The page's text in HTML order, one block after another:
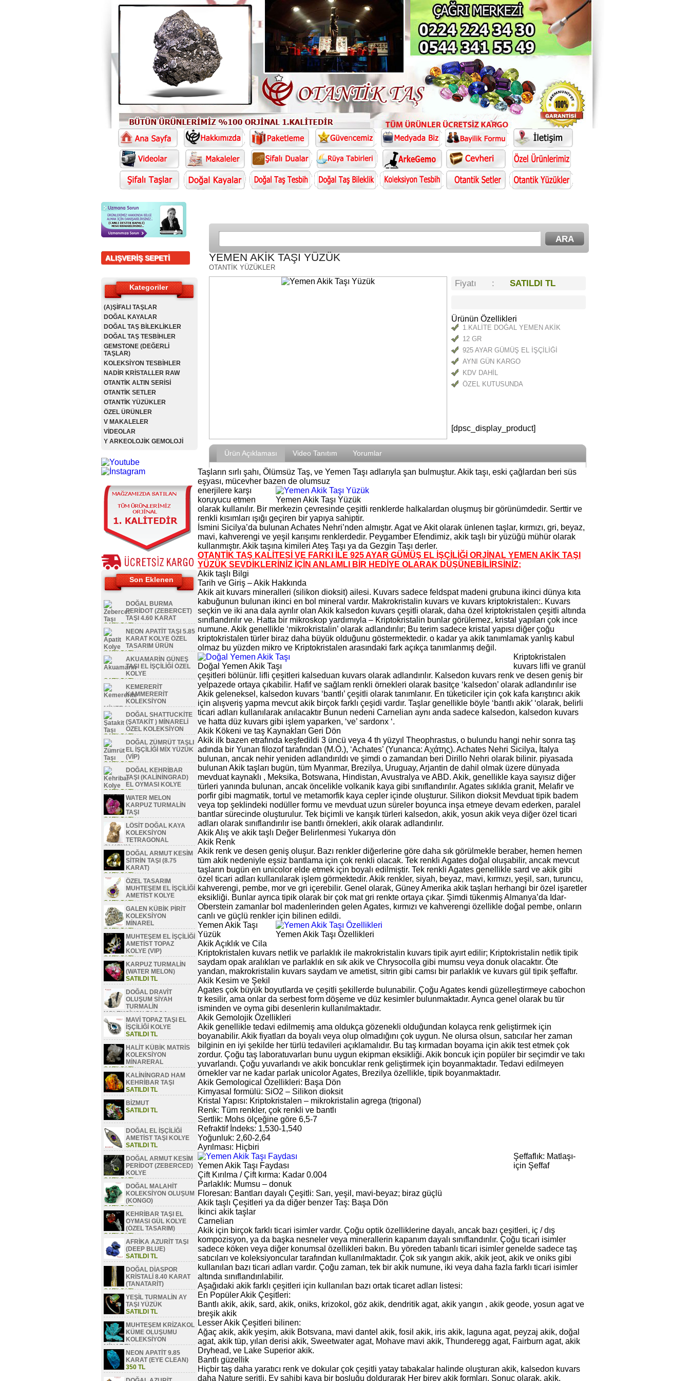
ALIŞVERİŞ SEPETİ
Kategoriler
(A)ŞİFALI TAŞLAR
DOĞAL KAYALAR
DOĞAL TAŞ BİLEKLİKLER
DOĞAL TAŞ TESBİHLER
GEMSTONE (DEĞERLİ
TAŞLAR)
KOLEKSİYON TESBİHLER
NADİR KRİSTALLER RAW
OTANTİK ALTIN SERİSİ
OTANTİK SETLER
OTANTİK YÜZÜKLER
ÖZEL ÜRÜNLER
V MAKALELER
VİDEOLAR
Y ARKEOLOJİK GEMOLOJİ
Son Eklenen
DOĞAL BURMA
PERİDOT (ZEBERCET)
TAŞI 4.60 KARAT
SATILDI TL
NEON APATİT TAŞI 5.85
KARAT KOLYE ÖZEL
TASARIM ÜRÜN
SATILDI TL
AKUAMARİN GÜNEŞ
TAŞI EL İŞÇİLİĞİ ÖZEL
KOLYE
SATILDI TL
KEMERERİT
KAMMERERİT
KOLEKSİYON
MİNERAL
SATILDI TLDOĞAL SHATTUCKİTE
(ŞATAKİT ) MİNARELİ
ÖZEL KOLEKSİYON
SATILDI TL
DOĞAL ZÜMRÜT TAŞLI
EL İŞÇİLİĞİ MİX YÜZÜK
(VİP)
SATILDI TL
DOĞAL KEHRİBAR
TAŞI (KALİNİNGRAD)
EL OYMASI KOLYE
SATILDI TL
WATER MELON
KARPUZ TURMALİN
TAŞI
SATILDI TL
LÖSİT DOĞAL KAYA
KOLEKSİYON
TETRAGONAL
OLUŞUM
SATILDI TLDOĞAL ARMUT KESİM
SİTRİN TAŞI (8.75
KARAT)
SATILDI TL
ÖZEL TASARIM
MUHTEŞEM EL İŞÇİLİĞİ
AMETİST KOLYE
SATILDI TL
GALEN KÜBİK PİRİT
KOLEKSİYON
MİNAREL
SATILDI TL
MUHTEŞEM EL İŞÇİLİĞİ
AMETİST TOPAZ
KOLYE (VIP)
SATILDI TL
KARPUZ TURMALİN
(WATER MELON)
SATILDI TL
DOĞAL DRAVİT
OLUŞUM SİYAH
TURMALİN
KOLEKSİYON PARÇA
SATILDI TLMAVİ TOPAZ TAŞI EL
İŞÇİLİĞİ KOLYE
SATILDI TL
HALİT KÜBİK MATRİS
KOLEKSİYON
MİNARERAL
SATILDI TL
KALİNİNGRAD HAM
KEHRİBAR TAŞI
SATILDI TL
BİZMUT
SATILDI TL
DOĞAL EL İŞÇİLİĞİ
AMETİST TAŞI KOLYE
SATILDI TL
DOĞAL ARMUT KESİM
PERİDOT (ZEBERCED)
KOLYE
SATILDI TL
DOĞAL MALAHİT
KOLEKSİYON OLUŞUM
(KONGO)
SATILDI TL
KEHRİBAR TAŞI EL
OYMASI GÜL KOLYE
(ÖZEL TASARIM)
SATILDI TL
AFRİKA AZURİT TAŞI
(DEEP BLUE)
SATILDI TL
DOĞAL DİASPOR
KRİSTALİ 8.40 KARAT
(TANATARİT)
SATILDI TL
YEŞİL TURMALİN AY
TAŞI YÜZÜK
SATILDI TL
MUHTEŞEM KRİZAKOL
KÜME OLUŞUMU
KOLEKSİYON
MİNAREL
SATILDI TLNEON APATİT 9.85
KARAT (EYE CLEAN)
350 TL
YEMEN AKİK TAŞI YÜZÜK
OTANTİK YÜZÜKLER
Fiyatı : SATILDI TL
Ürünün Özellikleri
1.KALİTE DOĞAL YEMEN AKİK
12 GR
925 AYAR GÜMÜŞ EL İŞÇİLİĞİ
AYNI GÜN KARGO
KDV DAHİL
ÖZEL KUTUSUNDA
[dpsc_display_product]
Ürün Açıklaması Video Tanıtım Yorumlar
Taşların sırlı şahı, Ölümsüz Taş, ve Yemen Taşı adlarıyla şan bulmuştur. Akik taşı, eski çağlardan beri süs
eşyası, mücevher bazen de olumsuz
Yemen Akik Taşı Yüzük
enerjilere karşı
koruyucu etmen
olarak kullanılır. Bir merkezin çevresinde çeşitli renklerde halkalardan oluşmuş bir görünümdedir. Serttir ve
renkli kısımları ışığı geçiren bir yapıya sahiptir.
İsmini Sicilya’da bulunan Achates Nehri’nden almıştır. Agat ve Akit olarak ünlenen taşlar, kırmızı, gri, beyaz,
mavi, kahverengi ve yeşil karışımı renklerdedir. Peygamber Efendimiz, akik taşlı bir yüzüğü mühür olarak
kullanmıştır. Akik taşına kimileri Ateş Taşı ya da Gezgin Taşı derler.
OTANTİK TAŞ KALİTESİ VE FARKI İLE 925 AYAR GÜMÜŞ EL İŞÇİLİĞİ ORJİNAL YEMEN AKİK TAŞI
YÜZÜK SEVDİKLERİNİZ İÇİN ANLAMLI BİR HEDİYE OLARAK DÜŞÜNEBİLİRSİNİZ;
Akik taşlı Bilgi
Tarih ve Giriş – Akik Hakkında
Akik ait kuvars mineralleri (silikon dioksit) ailesi. Kuvars sadece feldspat madeni grubuna ikinci dünya kıta
kabuğunun bulunan ikinci en bol mineral vardır. Makrokristalin kuvars ve kuvars kriptokristalen:. Kuvars
seçkin ve iki ana dala ayrılır olan Akik kalsedon kuvars çeşitli olarak, daha özel kriptokristalen çeşitli altında
sınıflandırılır ve. Hatta bir mikroskop yardımıyla – Kriptokristalin bunlar görülemez, kristal yapıları çok ince
numune. Akik genellikle ‘mikrokristalin’ olarak adlandırılır; Bu terim sadece kristal yapısı diğer çoğu
kriptokristalen türler biraz daha büyük olduğunu göstermektedir. o kadar ya akik tanımlamak yanlış kabul
olmaz bu yüzden mikro ve Kriptokristalen arasındaki fark açıkça tanımlanmış değil.
Doğal Yemen Akik Taşı
Kriptokristalen
kuvars lifli ve granül
çeşitleri bölünür. lifli çeşitleri kalseduan kuvars olarak adlandırılır. Kalsedon kuvars renk ve desen geniş bir
yelpazede ortaya çıkabilir. Hafif ve sağlam renkli örnekleri olarak basitçe ‘kalsedon’ olarak adlandırılır ise
Akik geleneksel, kalsedon kuvars ‘bantlı’ çeşitli olarak tanımlanır. En tüketiciler için çok kafa karıştırıcı akik
için alışveriş yapma mevcut akik birçok farklı çeşidi vardır. Taşlar genellikle böyle ‘bantlı akik’ ‘olarak, belirli
ticari adları kullanılarak anılacaktır Bunun nedeni Carnelian aynı anda sadece kalsedon, kalsedon kuvars
ve hatta düz kuvars gibi işlem yaparken, ‘ve’ sardonx ‘.
Akik Kökeni ve taş Kaynakları Geri Dön
Akik ilk bazen etrafında keşfedildi 3 üncü veya 4 th yüzyıl Theophrastus, o bulundu hangi nehir sonra taş
adında bir Yunan filozof tarafından (M.Ö.), ‘Achates’ (Yunanca: Aχάτης). Achates Nehri Sicilya, İtalya
bulunan, ancak nehir yeniden adlandırıldı ve şimdi o zamandan beri Dirillo Nehri olarak bilinir. piyasada
bulunan Akik taşları bugün, tüm Myanmar, Brezilya, Uruguay, Arjantin de dahil olmak üzere dünyada
mevduat kaynaklı , Meksika, Botswana, Hindistan, Avustralya ve ABD. Akik, genellikle kaya sayısız diğer
türleri yanında bulunan, ancak öncelikle volkanik kaya gibi sınıflandırılır. Agates sıklıkla granit, Melafir ve
porfir gibi magmatik, tortul ve metamorfik kaya cepler içinde oluşturur. Silikon dioksit Mevduat tipik badem
veya top şeklindeki nodüller formu ve mevduat uzun süreler boyunca inşa etmeye devam ederken, paralel
bantlar sürecinde oluşturulur. Tek biçimli ve karışık türleri kalsedon, akik, yosun akik veya diğer özel ticari
adları olarak sınıflandırılır ise bantlı örnekleri, akik olarak adlandırılır.
Akik Alış ve akik taşlı Değer Belirlenmesi Yukarıya dön
Akik Renk
Akik renk ve desen geniş oluşur. Bazı renkler diğerlerine göre daha sık görülmekle beraber, hemen hemen
tüm akik nedeniyle eşsiz bantlama için çok renkli olacak. Tek renkli Agates doğal oluşabilir, ancak mevcut
taşların bugün en unicolor elde etmek için boyalı edilmiştir. Tek renkli Agates genellikle sard ve akik gibi
özel ticari adları kullanılarak işlem görmektedir. Akik renkler, siyah, beyaz, mavi, kırmızı, yeşil, sarı, turuncu,
kahverengi, pembe, mor ve gri içerebilir. Genel olarak, Güney Amerika akik taşları herhangi bir özel işaretler
eksikliği. Bunlar ayrıca tipik olarak bir çok mat gri renkte ortaya çıkar. Şimdi tükenmiş Almanya’da Idar-
Oberstein zamanlar bol madenlerinden gelen Agates, kırmızı ve kahverengi özellikle doğal pembe, onların
canlı ve güçlü renkler için bilinen edildi.
Yemen Akik Taşı Özellikleri
Yemen Akik Taşı
Yüzük
Akik Açıklık ve Cila
Kriptokristalen kuvars netlik ve parlaklık ile makrokristalin kuvars tipik ayırt edilir; Kriptokristalin netlik tipik
saydam opak aralıkları ve parlaklık en sık akik ve Chrysocolla gibi mumsu veya donuk olacaktır. Öte
yandan, makrokristalin kuvars saydam ve ametist, sitrin gibi camsı bir parlaklık ve kuvars gül tipik şeffaftır.
Akik Kesim ve Şekil
Agates çok büyük boyutlarda ve çeşitli şekillerde bulunabilir. Çoğu Agates kendi güzelleştirmeye cabochon
tr kesilir, ama onlar da serbest form döşeme ve düz kesimler bulunmaktadır. Ayrıca genel olarak bu tür
isminden ve oyma gibi desenlerin kullanılmaktadır.
Akik Gemolojik Özellikleri
Akik genellikle tedavi edilmemiş ama oldukça gözenekli olduğundan kolayca renk geliştirmek için
boyanabilir. Akik fiyatları da boyalı veya olup olmadığını çok uygun. Ne olursa olsun, satıcılar her zaman
bilginin en iyi şekilde her türlü tedavileri açıklamalıdır. Bu taş kırmadan boyama için akik test etmek çok
zordur. Çoğu taş laboratuvarları bunu uygun ekipman eksikliği. Akik boncuk için popüler bir seçimdir ve takı
yuvarlandı. Çoğu yuvarlandı ve akik boncuklar renk geliştirmek için boyanmaktadır. Tedavi edilmeyen
örnekler var ne kadar parlak unicolor Agates, Brezilya özellikle, tipik boyanmaktadır.
Akik Gemological Özellikleri: Başa Dön
Kimyasal formülü: SiO2 – Silikon dioksit
Kristal Yapısı: Kriptokristalen – mikrokristalin agrega (trigonal)
Renk: Tüm renkler, çok renkli ve bantlı
Sertlik: Mohs ölçeğine göre 6,5-7
Refraktif İndeks: 1,530-1,540
Yoğunluk: 2,60-2,64
Ayrılması: Hiçbiri
Yemen Akik Taşı Faydası
Şeffaflık: Matlaşı-
için Şeffaf
Çift Kırılma / Çift kırma: Kadar 0.004
Parlaklık: Mumsu – donuk
Floresan: Bantları dayalı Çeşitli: Sarı, yeşil, mavi-beyaz; biraz güçlü
Akik taşlı Çeşitleri ya da diğer benzer Taş: Başa Dön
İkinci akik taşlar
Carnelian
Akik için birçok farklı ticari isimler vardır. Çoğu optik özelliklerine dayalı, ancak bazı çeşitleri, iç / dış
kompozisyon, ya da başka nesneler veya minerallerin kapanım dayalı sınıflandırılır. Çoğu ticari isimler
sadece köken veya diğer konumsal özellikleri bakın. Bu yöreden tabanlı ticari isimler genelde sadece taş
satıcıları ve koleksiyoncular tarafından kullanılmaktadır. Çok sık yangın akik, akik jeot, akik ve oniks gibi
kullanılan bazı ticari adları vardır. Çoğu zaman, tek bir akik numune, iki veya daha fazla farklı ticari isimler
altında sınıflandırılabilir.
Aşağıdaki akik farklı çeşitleri için kullanılan bazı ortak ticaret adları listesi:
En Popüler Akik Çeşitleri:
Bantlı akik, akik, sard, akik, oniks, krizokol, göz akik, dendritik agat, akik yangın , akik geode, yosun agat ve
breşik akik
Lesser Akik Çeşitleri bilinen:
Ağaç akik, akik yeşim, akik Botsvana, mavi dantel akik, fosil akik, iris akik, laguna agat, peyzaj akik, doğal
agat, akik tüp, yılan derisi akik, Sweetwater agat, Mohave mavi akik, Thunderegg agat, Fairburn agat, akik
Dryhead, ve Lake Superior akik.
Bantlı güzellik
Hiçbir taş daha yaratıcı renk ve dokular çok çeşitli yatay tabakalar halinde oluşturan akik, kalsedon kuvars
daha Nature şeritli. Ev sahibi kaya bir boşluğu doldurarak Her birey akik formları. Sonuç olarak, akik,